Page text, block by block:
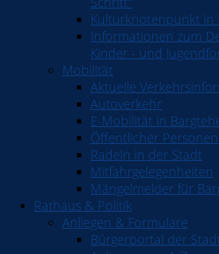
Kulturknotenpunkt in
Informationen zum
Kinder - und
Mobilität
Aktuelle
Autoverkehr
E-Mobilität in
Öffentlicher
Radeln in der Stadt
Mitfahrgelegenheiten
Mängelmelder für
Rathaus & Politik
Anliegen & Formulare
Bürgerportal der